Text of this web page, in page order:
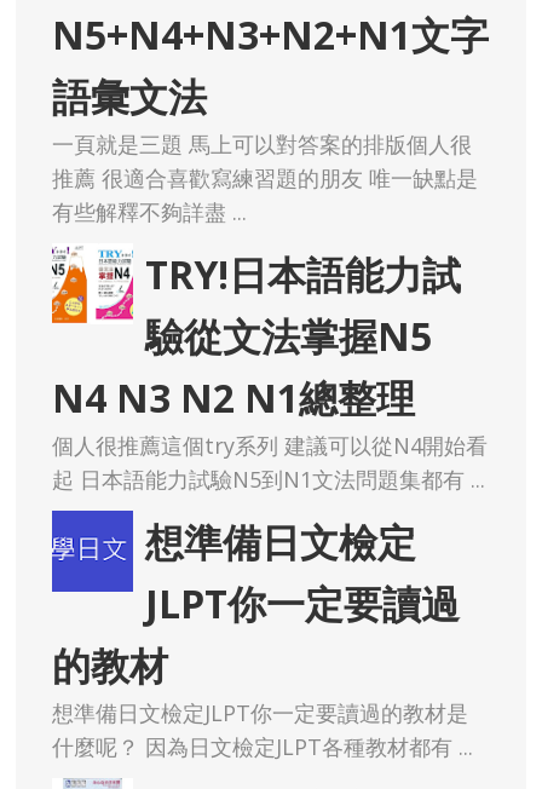
N5+N4+N3+N2+N1文字
語彙文法
一頁就是三題 馬上可以對答案的排版個人很
推薦 很適合喜歡寫練習題的朋友 唯一缺點是
有些解釋不夠詳盡 ...
TRY!日本語能力試
驗從文法掌握N5
N4 N3 N2 N1總整理
個人很推薦這個try系列 建議可以從N4開始看
起 日本語能力試驗N5到N1文法問題集都有 ...
想準備日文檢定
JLPT你一定要讀過
的教材
想準備日文檢定JLPT你一定要讀過的教材是
什麼呢？ 因為日文檢定JLPT各種教材都有 ...